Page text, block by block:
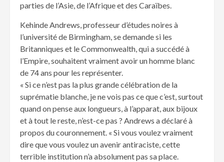
parties de l’Asie, de l’Afrique et des Caraïbes.
Kehinde Andrews, professeur d’études noires à
l’université de Birmingham, se demande si les
Britanniques et le Commonwealth, qui a succédé à
l’Empire, souhaitent vraiment avoir un homme blanc
de 74 ans pour les représenter.
« Si ce n’est pas la plus grande célébration de la
suprématie blanche, je ne vois pas ce que c’est, surtout
quand on pense aux longueurs, à l’apparat, aux bijoux
et à tout le reste, n’est-ce pas ? Andrews a déclaré à
propos du couronnement. « Si vous voulez vraiment
dire que vous voulez un avenir antiraciste, cette
terrible institution n’a absolument pas sa place.